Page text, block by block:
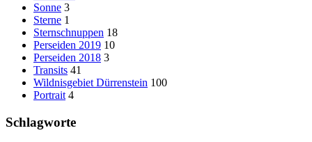
Sonne 3
Sterne 1
Sternschnuppen 18
Perseiden 2019 10
Perseiden 2018 3
Transits 41
Wildnisgebiet Dürrenstein 100
Portrait 4
Schlagworte